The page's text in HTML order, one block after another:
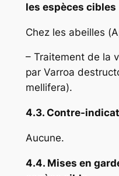
les espèces cibles
Chez les abeilles (
– Traitement de la
par Varroa
mellifera).
4.3. Contre-
Aucune.
4.4. Mises en